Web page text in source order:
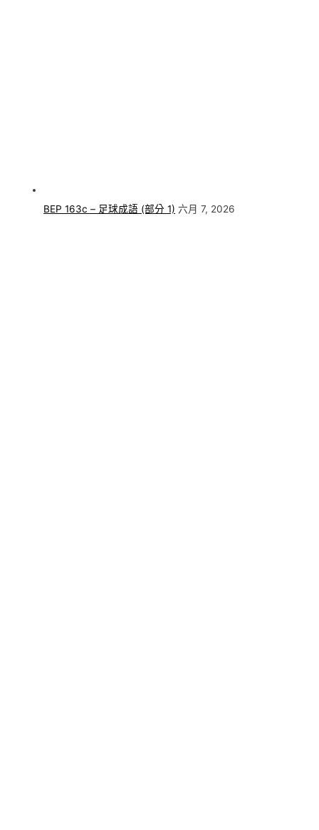
BEP 163c – 足球成語 (部分 1) 六月 7, 2026